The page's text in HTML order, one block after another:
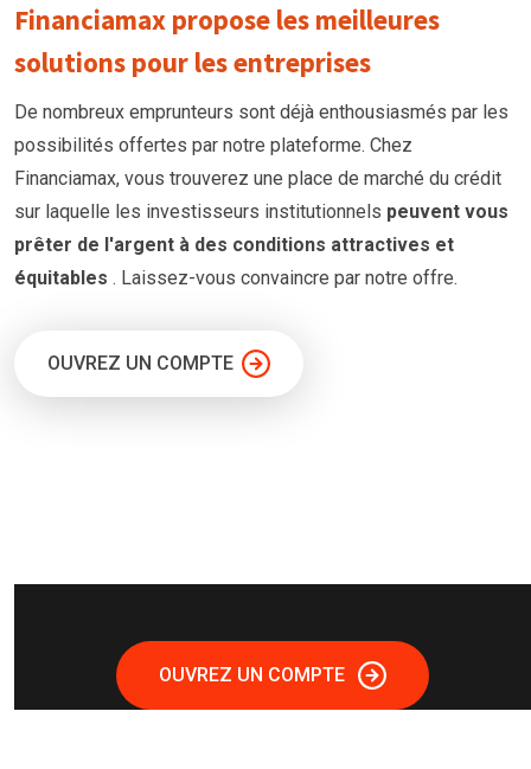
Financiamax propose les meilleures
solutions pour les entreprises
De nombreux emprunteurs sont déjà enthousiasmés par les
possibilités offertes par notre plateforme. Chez
Financiamax, vous trouverez une place de marché du crédit
sur laquelle les investisseurs institutionnels peuvent vous
prêter de l'argent à des conditions attractives et
équitables . Laissez-vous convaincre par notre offre.
OUVREZ UN COMPTE
OUVREZ UN COMPTE